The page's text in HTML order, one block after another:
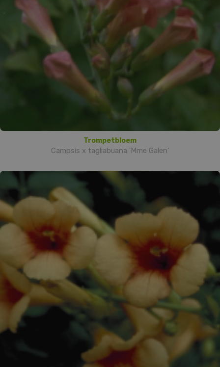
Trompetbloem
Campsis x tagliabuana 'Mme Galen'